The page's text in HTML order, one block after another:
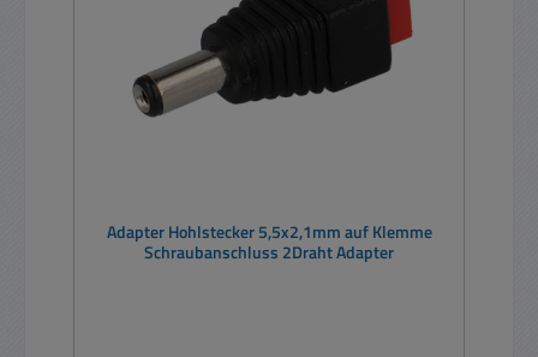
Adapter Hohlstecker 5,5x2,1mm auf Klemme
Schraubanschluss 2Draht Adapter